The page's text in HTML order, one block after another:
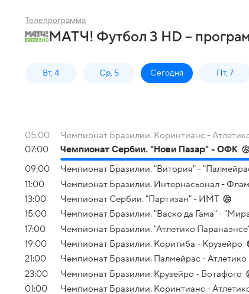
Телепрограмма
МАТЧ! Футбол 3 HD –
Вт, 4 Ср, 5 Сегодня Пт, 7
05:00
Чемпионат Бразилии. Коринтианс -
07:00
Чемпионат Сербии. "Нови Пазар" - ОФК
09:00
Чемпионат Бразилии. "Витория" -
11:00
Чемпионат Бразилии. Интернасьонал -
13:00
Чемпионат Сербии. "Партизан" - ИМТ
15:00
Чемпионат Бразилии. "Васко да Гама" -
17:00
Чемпионат Бразилии. "Атлетико
19:00
Чемпионат Бразилии. Коритиба - Крузейро
21:00
Чемпионат Бразилии. Палмейрас -
23:00
Чемпионат Бразилии. Крузейро - Ботафого
01:00
Чемпионат Бразилии. Коринтианс -